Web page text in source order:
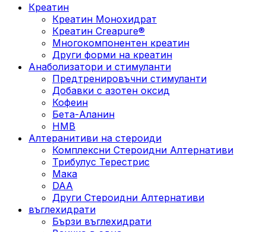
Креатин
Креатин Монохидрат
Креатин Creapure®
Многокомпонентен креатин
Други форми на креатин
Анаболизатори и стимуланти
Предтренировъчни стимуланти
Добавки с азотен оксид
Кофеин
Бета-Аланин
HMB
Алтеранитиви на стероиди
Комплексни Стероидни Алтернативи
Трибулус Терестрис
Maка
DAA
Други Стероидни Алтернативи
въглехидрати
Бързи въглехидрати